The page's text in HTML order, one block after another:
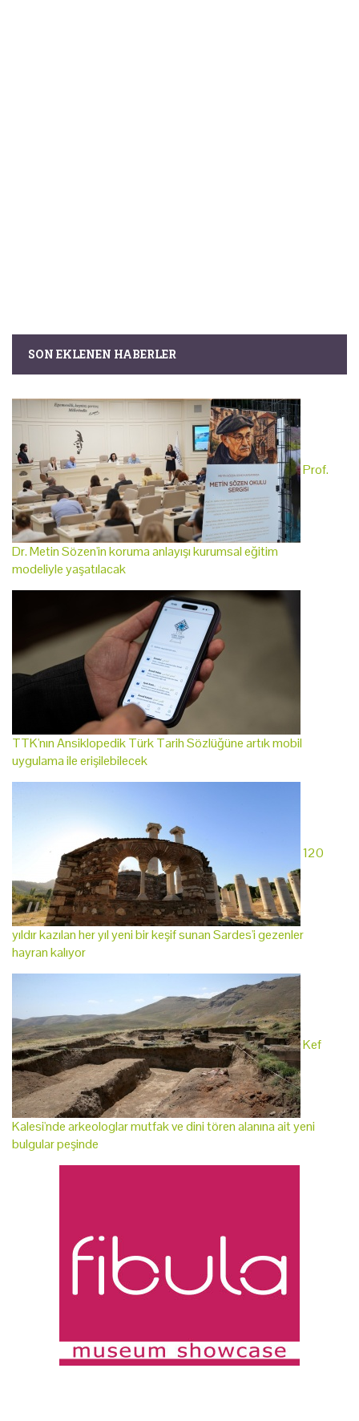
SON EKLENEN HABERLER
Prof.
Dr. Metin Sözen'in koruma anlayışı kurumsal eğitim
modeliyle yaşatılacak
TTK'nın Ansiklopedik Türk Tarih Sözlüğüne artık mobil
uygulama ile erişilebilecek
120
yıldır kazılan her yıl yeni bir keşif sunan Sardes'i gezenler
hayran kalıyor
Kef
Kalesi'nde arkeologlar mutfak ve dini tören alanına ait yeni
bulgular peşinde